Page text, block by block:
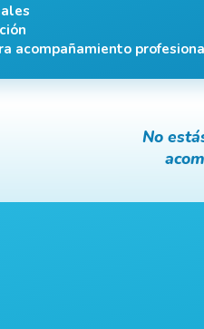
acompañamiento
No